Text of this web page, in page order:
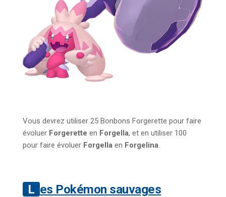
Vous devrez utiliser 25 Bonbons Forgerette pour faire
évoluer Forgerette en Forgella, et en utiliser 100
pour faire évoluer Forgella en Forgelina.
Les Pokémon sauvages